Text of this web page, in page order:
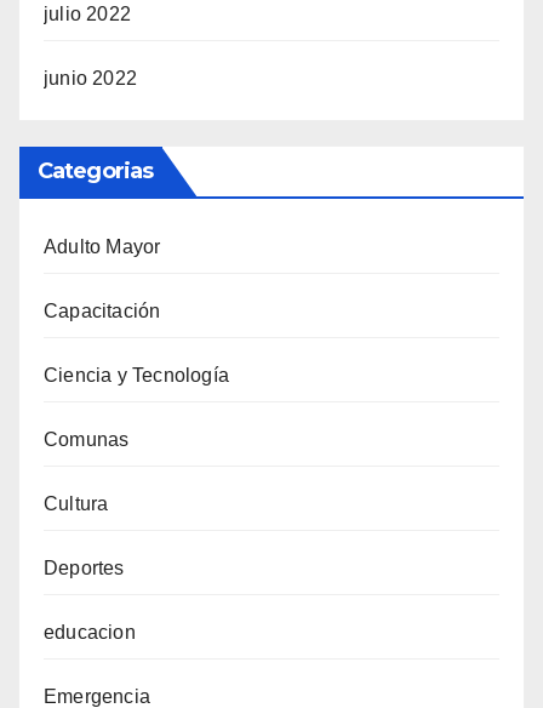
julio 2022
junio 2022
Categorias
Adulto Mayor
Capacitación
Ciencia y Tecnología
Comunas
Cultura
Deportes
educacion
Emergencia